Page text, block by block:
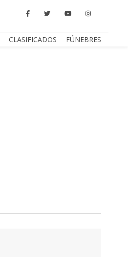
CLASIFICADOS FÚNEBRES